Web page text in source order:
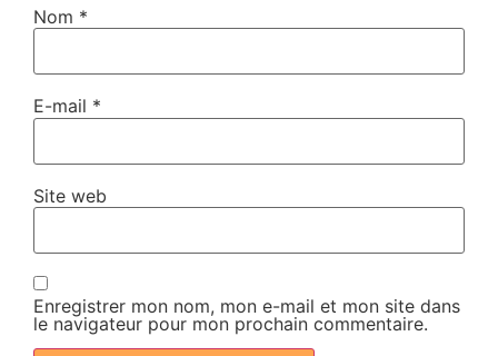
Nom *
E-mail *
Site web
Enregistrer mon nom, mon e-mail et mon site dans
le navigateur pour mon prochain commentaire.